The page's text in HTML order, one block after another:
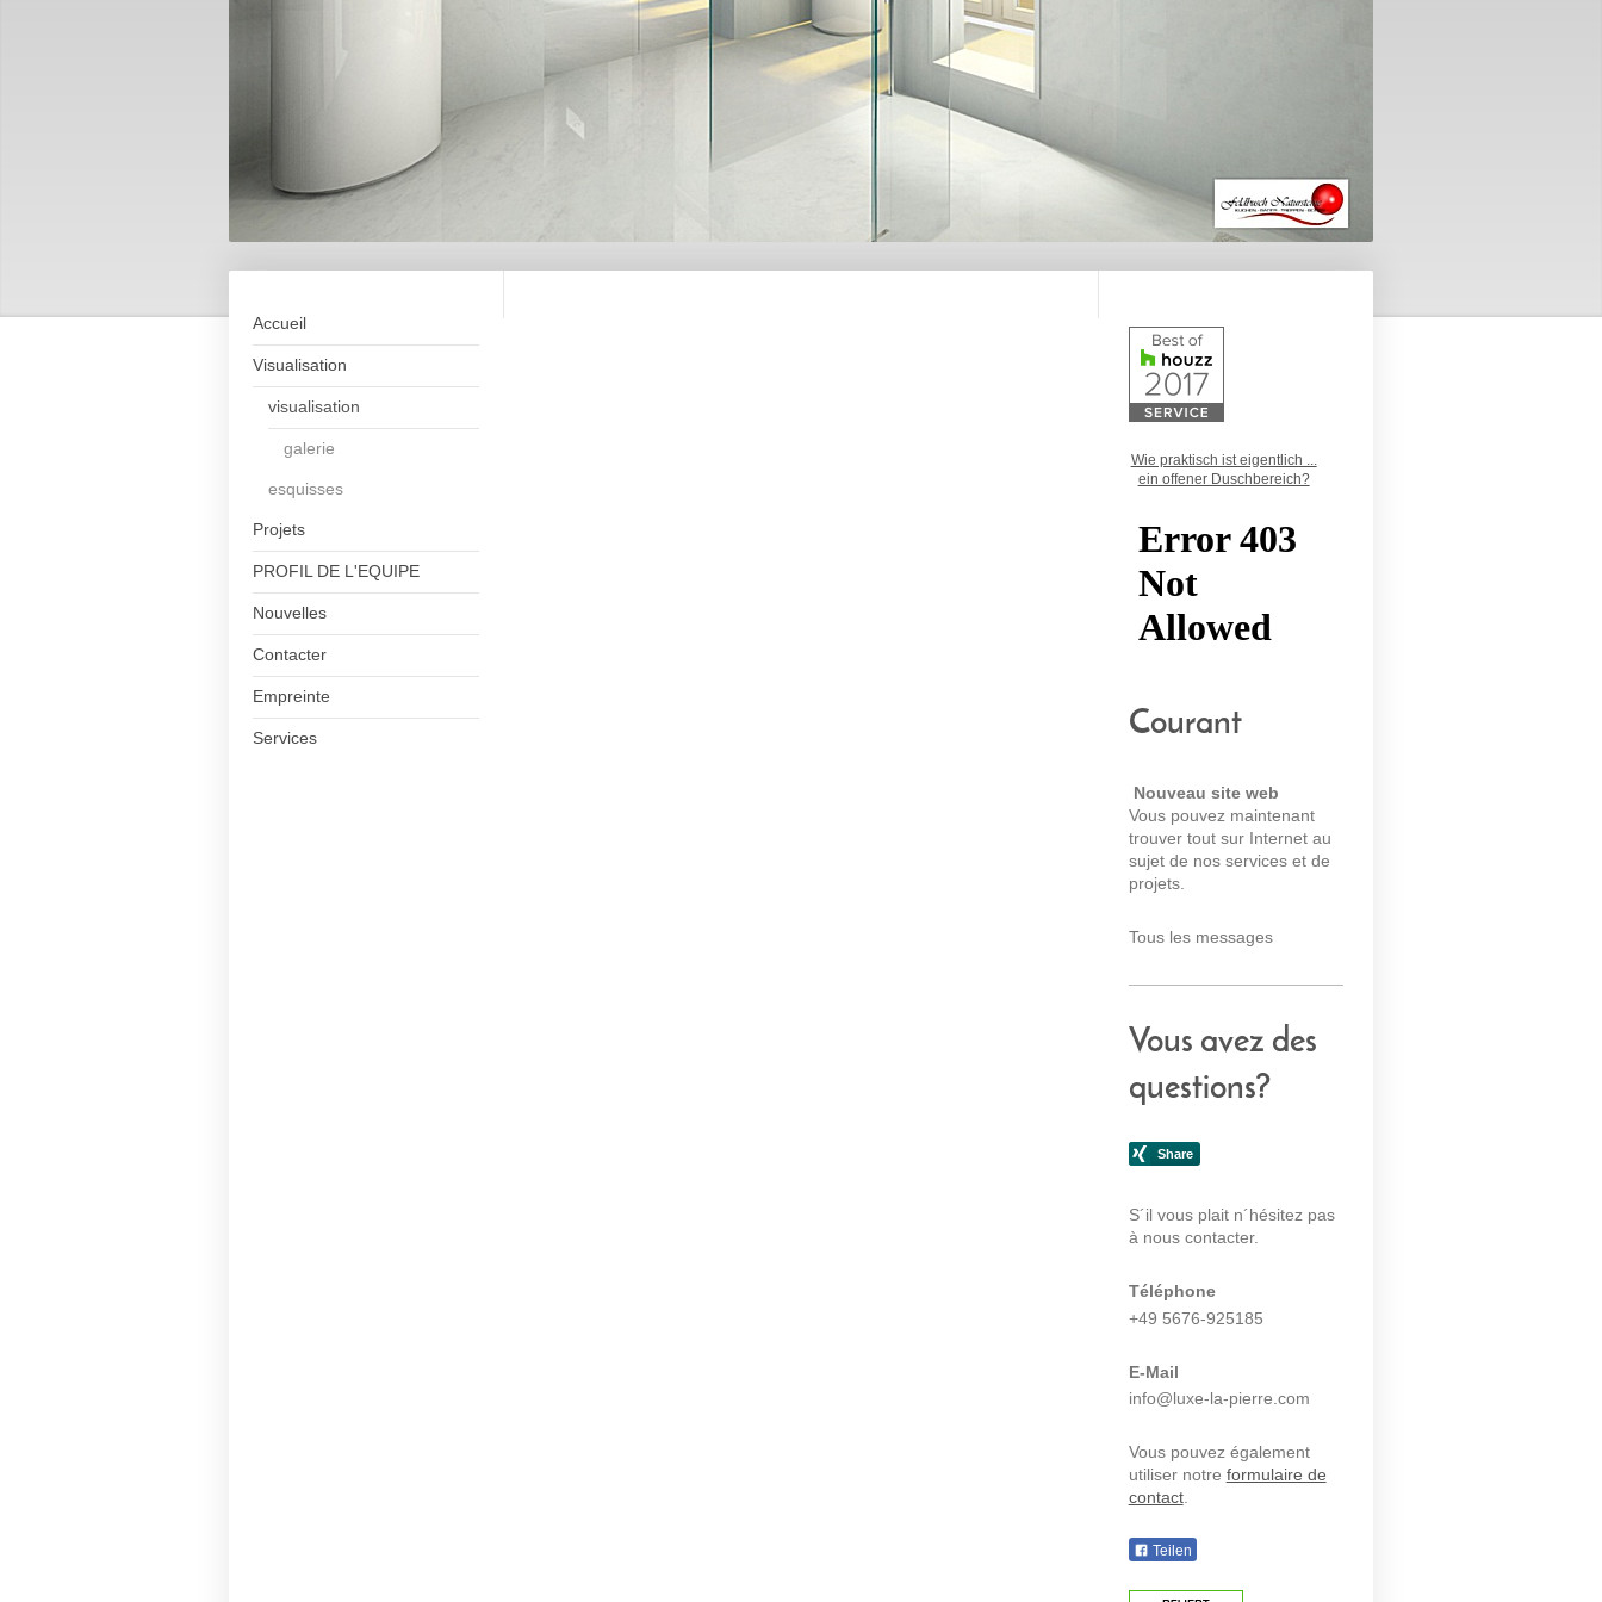
Accueil
Visualisation
visualisation
galerie
esquisses
Projets
PROFIL DE L'EQUIPE
Nouvelles
Contacter
Empreinte
Services
Wie praktisch ist eigentlich ...
ein offener Duschbereich?
Courant
Nouveau site web
Vous pouvez maintenant
trouver tout sur Internet au
sujet de nos services et de
projets.
Tous les messages
Vous avez des
questions?
S´il vous plait n´hésitez pas
à nous contacter.
Téléphone
+49 5676-925185
E-Mail
info@luxe-la-pierre.com
Vous pouvez également
utiliser notre formulaire de
contact.
Teilen